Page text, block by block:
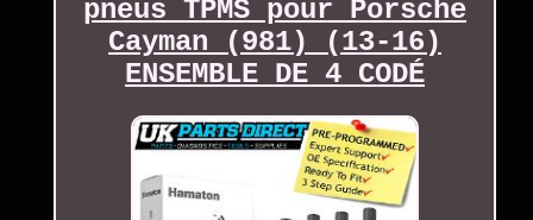
pneus TPMS pour Porsche
Cayman (981) (13-16)
ENSEMBLE DE 4 CODÉ